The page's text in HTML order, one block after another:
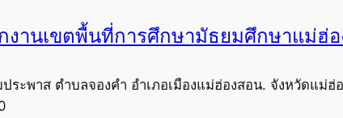
งานเขตพื้นที่การศึกษามัธยมศึกษาแม่ฮ่
ระพาส ตำบลจองคำ อำเภอเมืองแม่ฮ่องสอน. จังหวัดแม่ฮ่